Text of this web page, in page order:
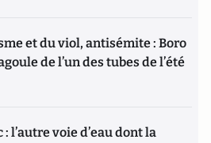
et du viol, antisémite : Boro
de l’un des tubes de l’été
l’autre voie d’eau dont la